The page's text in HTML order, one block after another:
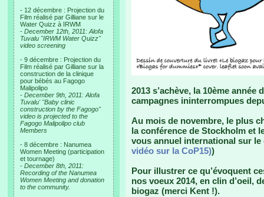
- 12 décembre : Projection du
Film réalisé par Gilliane sur le
Water Quizz à IRWM
- December 12th, 2011: Alofa
Tuvalu "IRWM Water Quizz"
video screening
- 9 décembre : Projection du
Film réalisé par Gilliane sur la
construction de la clinique
pour bébés au Fagogo
Malipolipo
- December 9th, 2011: Alofa
Tuvalu' "Baby clinic
construction by the Fagogo"
video is projected to the
Fagogo Malipolipo club
Members
- 8 décembre : Nanumea
Women Meeting (participation
et tournage)
- December 8th, 2011:
Recording of the Nanumea
Women Meeting and donation
to the community.
2013 s’achève, la 10ème
campagnes ininterrompues
Au mois de novembre, le plus
la conférence de Stockholm et
vous annuel international sur
vidéo sur la CoP15))
Pour illustrer ce qu’évoquent
nos voeux 2014, en clin d’oeil,
biogaz (merci Kent !).